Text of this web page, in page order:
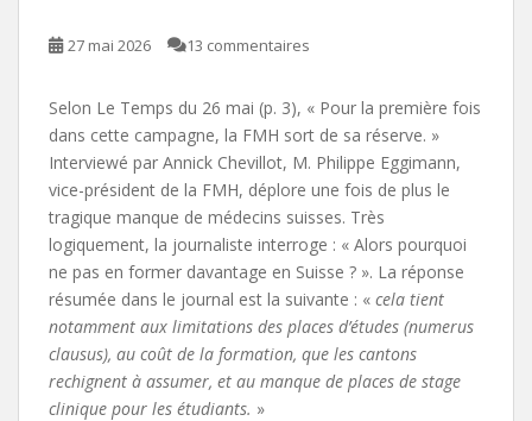
27 mai 2026 13 commentaires
Selon Le Temps du 26 mai (p. 3), « Pour la première fois
dans cette campagne, la FMH sort de sa réserve. »
Interviewé par Annick Chevillot, M. Philippe Eggimann,
vice-président de la FMH, déplore une fois de plus le
tragique manque de médecins suisses. Très
logiquement, la journaliste interroge : « Alors pourquoi
ne pas en former davantage en Suisse ? ». La réponse
résumée dans le journal est la suivante : « cela tient
notamment aux limitations des places d’études (numerus
clausus), au coût de la formation, que les cantons
rechignent à assumer, et au manque de places de stage
clinique pour les étudiants. »